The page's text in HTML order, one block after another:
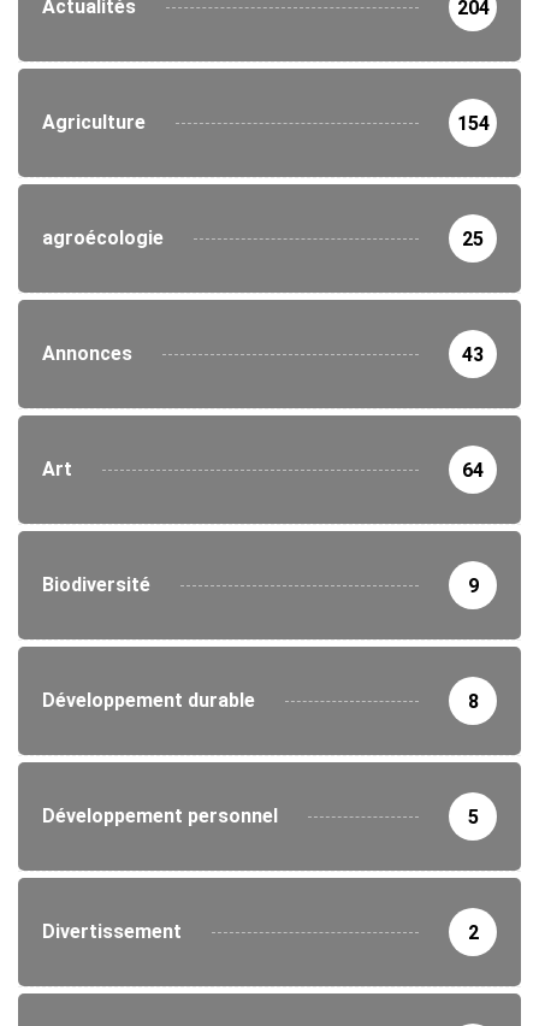
Actualités 204
Agriculture 154
agroécologie 25
Annonces 43
Art 64
Biodiversité 9
Développement durable 8
Développement personnel 5
Divertissement 2